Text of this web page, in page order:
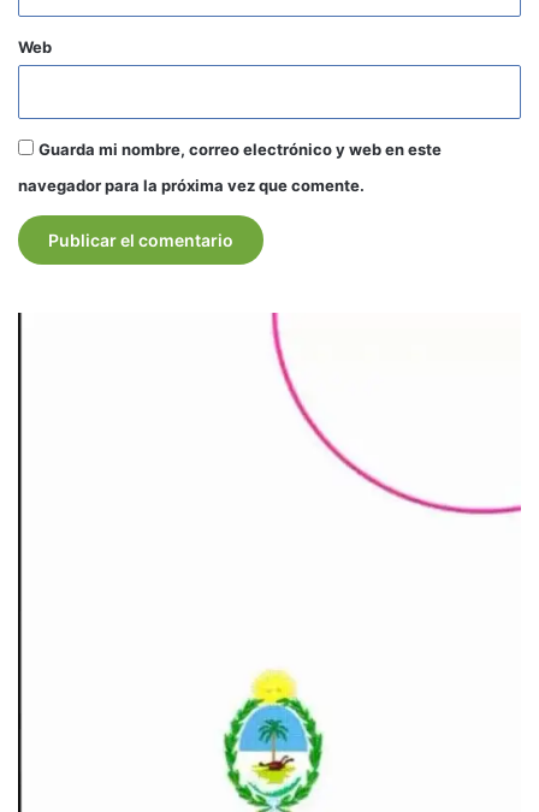
Web
Guarda mi nombre, correo electrónico y web en este
navegador para la próxima vez que comente.